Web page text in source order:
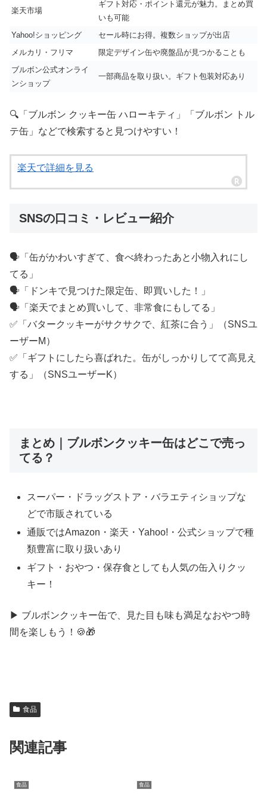
楽天市場
ギフト対応・ポイント還元が魅力。まとめ買
いも可能
Yahoo!ショッピング
セール時にお得。複数ショップが出店
メルカリ・フリマ
限定デザイン缶や廃盤品が見つかることも
ブルボン公式オンライ
ンショップ
一部商品を取り扱い。ギフト包装対応あり
🔍「ブルボン クッキー缶 ハローキティ」「ブルボン トル
テ缶」などで検索すると見つけやすい！
楽天で詳細を見る
SNSの口コミ・レビュー紹介
🗣️「缶がかわいすぎて、食べ終わったあと小物入れにし
てる」
🗣️「ドンキで見つけた限定缶、即買いした！」
🗣️「楽天でまとめ買いして、非常食にもしてる」
✅「バタークッキーがサクサクで、紅茶に合う」（SNSユ
ーザーM）
✅「ギフトにしたら喜ばれた。缶がしっかりしてて高見え
する」（SNSユーザーK）
まとめ｜ブルボンクッキー缶はどこで売っ
てる？
スーパー・ドラッグストア・バラエティショップな
どで市販されている
通販ではAmazon・楽天・Yahoo!・公式ショップで種
類豊富に取り扱いあり
ギフト・おやつ・保存食としても人気の缶入りクッ
キー！
▶ ブルボンクッキー缶で、見た目も味も満足なおやつ時
間を楽しもう！🍪🎁
食品
関連記事
食品 食品